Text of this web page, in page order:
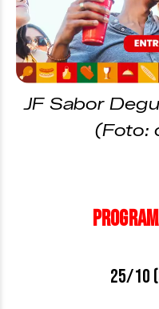
JF Sabor
(Foto:
25/10